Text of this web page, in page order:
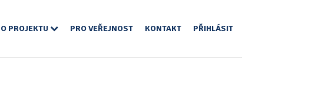
O PROJEKTU PRO VEŘEJNOST KONTAKT PŘIHLÁSIT